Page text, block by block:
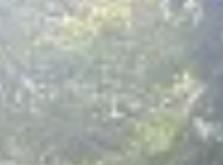
maturação fermentam com o auxílio de
microorganismos